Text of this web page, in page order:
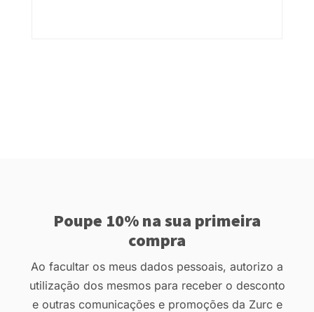
Poupe 10% na sua primeira
compra
Ao facultar os meus dados pessoais, autorizo a
utilização dos mesmos para receber o desconto
e outras comunicações e promoções da Zurc e